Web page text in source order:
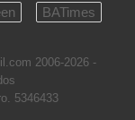
BATimes
2006-2026 -
5346433